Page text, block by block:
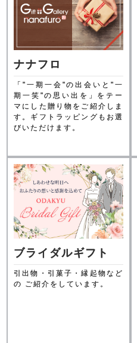
ナナフロ
「"一期一会"の出会いと"一
期一笑"の思い出を」をテー
マにした贈り物をご紹介しま
す。ギフトラッピングもお選
びいただけます。
ブライダルギフト
引出物・引菓子・縁起物など
の ご紹介をしています。